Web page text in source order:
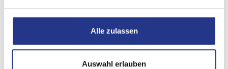
Alle zulassen
Auswahl erlauben